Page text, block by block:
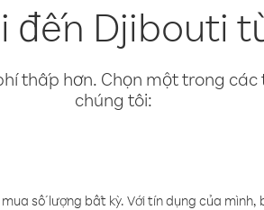
đến Djibouti
thấp hơn. Chọn một trong
chúng tôi:
số lượng bất kỳ. Với tín dụng của